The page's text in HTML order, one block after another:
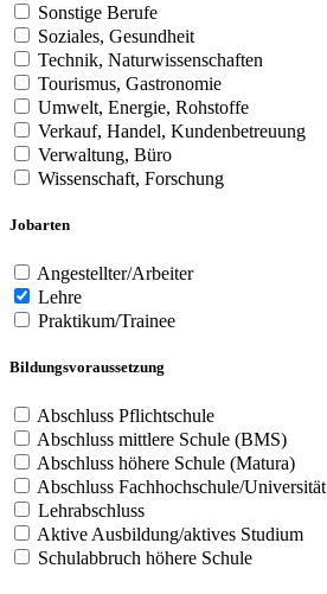
Sonstige Berufe
Soziales, Gesundheit
Technik, Naturwissenschaften
Tourismus, Gastronomie
Umwelt, Energie, Rohstoffe
Verkauf, Handel, Kundenbetreuung
Verwaltung, Büro
Wissenschaft, Forschung
Jobarten
Angestellter/Arbeiter
Lehre
Praktikum/Trainee
Bildungsvoraussetzung
Abschluss Pflichtschule
Abschluss mittlere Schule (BMS)
Abschluss höhere Schule (Matura)
Abschluss Fachhochschule/Universität
Lehrabschluss
Aktive Ausbildung/aktives Studium
Schulabbruch höhere Schule